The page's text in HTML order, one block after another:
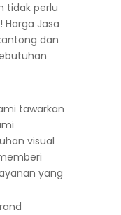
tidak perlu
Jasa
dan
tawarkan
visual
yang